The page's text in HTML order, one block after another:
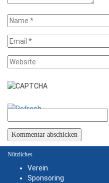
Nützliches
Verein
Sponsoring